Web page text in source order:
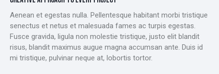
Aenean et egestas nulla. Pellentesque habitant morbi tristique
senectus et netus et malesuada fames ac turpis egestas.
Fusce gravida, ligula non molestie tristique, justo elit blandit
risus, blandit maximus augue magna accumsan ante. Duis id
mi tristique, pulvinar neque at, lobortis tortor.